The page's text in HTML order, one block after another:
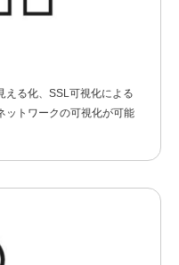
える化、SSL可視化による
ットワークの可視化が可能